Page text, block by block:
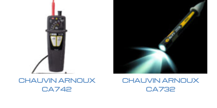
CHAUVIN ARNOUX
CA742
CHAUVIN ARNOUX
CA732